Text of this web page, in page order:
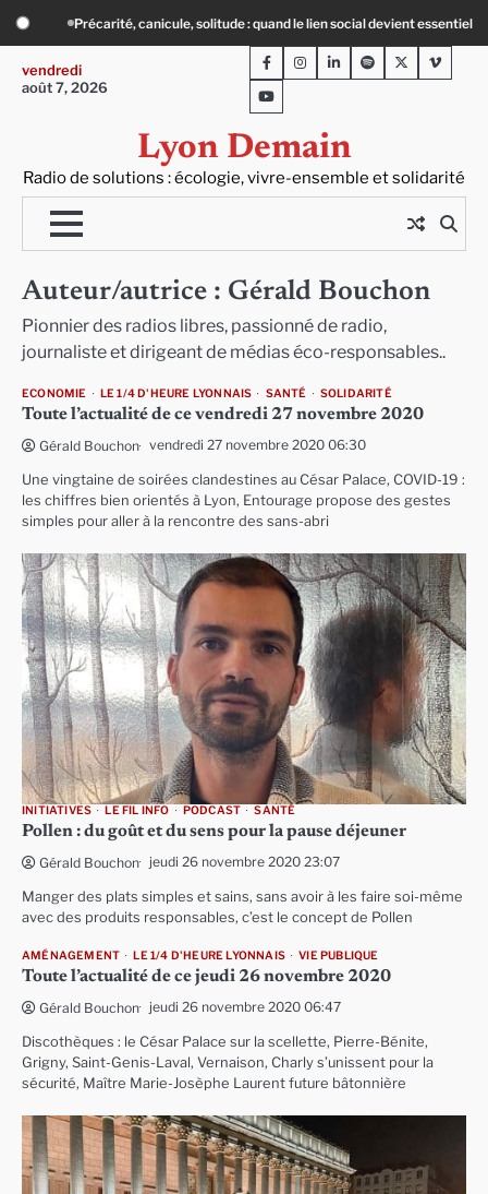
Skip
content
« Ça chauffe » : des acteurs du batiment face au défi climatique
vendredi
août 7, 2026
Lyon Demain
Radio de solutions : écologie, vivre-ensemble et solidarité
FacebookInstagram
LinkedInSpotifyTwitterViméo
Youtube
Auteur/autrice : Gérald Bouchon
Pionnier des radios libres, passionné de radio,
journaliste et dirigeant de médias éco-responsables..
ECONOMIE LE 1/4 D'HEURE LYONNAIS SANTÉ SOLIDARITÉ
Toute l’actualité de ce vendredi 27 novembre 2020
Gérald Bouchon vendredi 27 novembre 2020 06:30
Une vingtaine de soirées clandestines au César Palace, COVID-19 :
les chiffres bien orientés à Lyon, Entourage propose des gestes
simples pour aller à la rencontre des sans-abri
INITIATIVES LE FIL INFO PODCAST SANTÉ
Pollen : du goût et du sens pour la pause déjeuner
Gérald Bouchon jeudi 26 novembre 2020 23:07
Manger des plats simples et sains, sans avoir à les faire soi-même
avec des produits responsables, c’est le concept de Pollen
AMÉNAGEMENT LE 1/4 D'HEURE LYONNAIS VIE PUBLIQUE
Toute l’actualité de ce jeudi 26 novembre 2020
Gérald Bouchon jeudi 26 novembre 2020 06:47
Discothèques : le César Palace sur la scellette, Pierre-Bénite,
Grigny, Saint-Genis-Laval, Vernaison, Charly s’unissent pour la
sécurité, Maître Marie-Josèphe Laurent future bâtonnière